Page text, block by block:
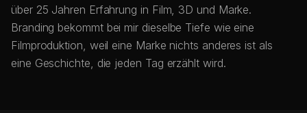
über 25 Jahren Erfahrung in Film, 3D und Marke.
Branding bekommt bei mir dieselbe Tiefe wie eine
Filmproduktion, weil eine Marke nichts anderes ist als
eine Geschichte, die jeden Tag erzählt wird.